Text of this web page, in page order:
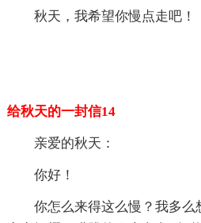
秋天，我希望你慢点走吧！
给秋天的一封信14
亲爱的秋天：
你好！
你怎么来得这么慢？我多么